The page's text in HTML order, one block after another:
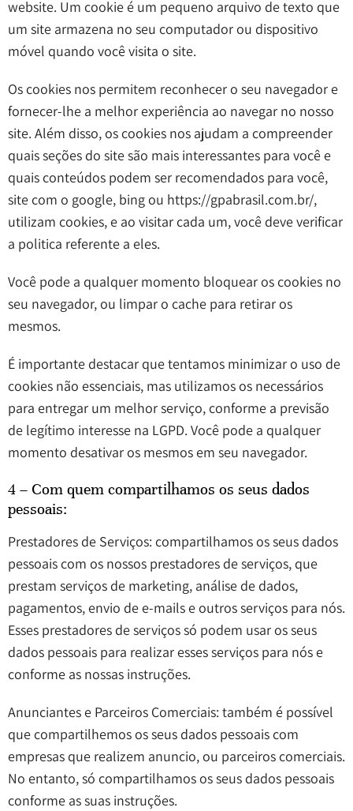
website. Um cookie é um pequeno arquivo de texto que
um site armazena no seu computador ou dispositivo
móvel quando você visita o site.
Os cookies nos permitem reconhecer o seu navegador e
fornecer-lhe a melhor experiência ao navegar no nosso
site. Além disso, os cookies nos ajudam a compreender
quais seções do site são mais interessantes para você e
quais conteúdos podem ser recomendados para você,
site com o google, bing ou https://gpabrasil.com.br/,
utilizam cookies, e ao visitar cada um, você deve verificar
a politica referente a eles.
Você pode a qualquer momento bloquear os cookies no
seu navegador, ou limpar o cache para retirar os
mesmos.
É importante destacar que tentamos minimizar o uso de
cookies não essenciais, mas utilizamos os necessários
para entregar um melhor serviço, conforme a previsão
de legítimo interesse na LGPD. Você pode a qualquer
momento desativar os mesmos em seu navegador.
4 – Com quem compartilhamos os seus dados
pessoais:
Prestadores de Serviços: compartilhamos os seus dados
pessoais com os nossos prestadores de serviços, que
prestam serviços de marketing, análise de dados,
pagamentos, envio de e-mails e outros serviços para nós.
Esses prestadores de serviços só podem usar os seus
dados pessoais para realizar esses serviços para nós e
conforme as nossas instruções.
Anunciantes e Parceiros Comerciais: também é possível
que compartilhemos os seus dados pessoais com
empresas que realizem anuncio, ou parceiros comerciais.
No entanto, só compartilhamos os seus dados pessoais
conforme as suas instruções.